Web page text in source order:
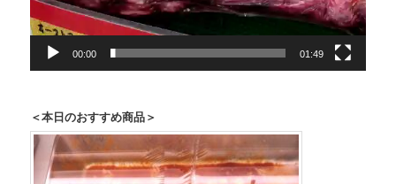
00:00 01:49
＜本日のおすすめ商品＞